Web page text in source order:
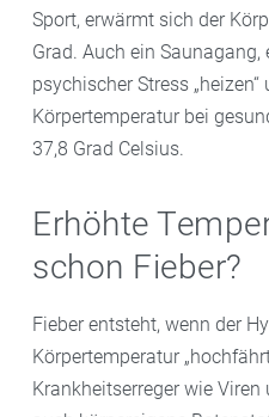
Sport, erwärmt sich der
Grad. Auch ein
psychischer Stress
Körpertemperatur bei
37,8 Grad Celsius.
Erhöhte
schon Fieber?
Fieber entsteht, wenn der
Körpertemperatur
Krankheitserreger wie